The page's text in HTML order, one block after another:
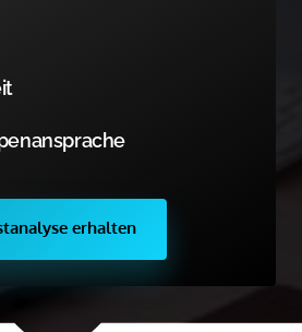
erhalten